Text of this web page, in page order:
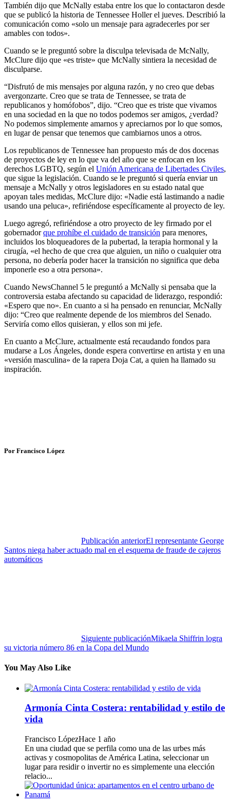
También dijo que McNally estaba entre los que lo contactaron desde
que se publicó la historia de Tennessee Holler el jueves. Describió la
comunicación como «solo un mensaje para agradecerles por ser
amables con todos».
Cuando se le preguntó sobre la disculpa televisada de McNally,
McClure dijo que «es triste» que McNally sintiera la necesidad de
disculparse.
“Disfrutó de mis mensajes por alguna razón, y no creo que debas
avergonzarte. Creo que se trata de Tennessee, se trata de
republicanos y homófobos”, dijo. “Creo que es triste que vivamos
en una sociedad en la que no todos podemos ser amigos, ¿verdad?
No podemos simplemente amarnos y apreciarnos por lo que somos,
en lugar de pensar que tenemos que cambiarnos unos a otros.
Los republicanos de Tennessee han propuesto más de dos docenas
de proyectos de ley en lo que va del año que se enfocan en los
derechos LGBTQ, según el Unión Americana de Libertades Civiles,
que sigue la legislación. Cuando se le preguntó si quería enviar un
mensaje a McNally y otros legisladores en su estado natal que
apoyan tales medidas, McClure dijo: «Nadie está lastimando a nadie
usando una peluca», refiriéndose específicamente al proyecto de ley.
Luego agregó, refiriéndose a otro proyecto de ley firmado por el
gobernadorque prohíbe el cuidado de transición para menores,
incluidos los bloqueadores de la pubertad, la terapia hormonal y la
cirugía, «el hecho de que crea que alguien, un niño o cualquier otra
persona, no debería poder hacer la transición no significa que deba
imponerle eso a otra persona».
Cuando NewsChannel 5 le preguntó a McNally si pensaba que la
controversia estaba afectando su capacidad de liderazgo, respondió:
«Espero que no». En cuanto a si ha pensado en renunciar, McNally
dijo: “Creo que realmente depende de los miembros del Senado.
Serviría como ellos quisieran, y ellos son mi jefe.
En cuanto a McClure, actualmente está recaudando fondos para
mudarse a Los Ángeles, donde espera convertirse en artista y en una
«versión masculina» de la rapera Doja Cat, a quien ha llamado su
inspiración.
Por Francisco López
Publicación anteriorEl representante George
Santos niega haber actuado mal en el esquema de fraude de cajeros
automáticos
Siguiente publicaciónMikaela Shiffrin logra
su victoria número 86 en la Copa del Mundo
You May Also Like
Armonía Cinta Costera: rentabilidad y estilo de
vida
Francisco LópezHace 1 año
En una ciudad que se perfila como una de las urbes más
activas y cosmopolitas de América Latina, seleccionar un
lugar para residir o invertir no es simplemente una elección
relacio...